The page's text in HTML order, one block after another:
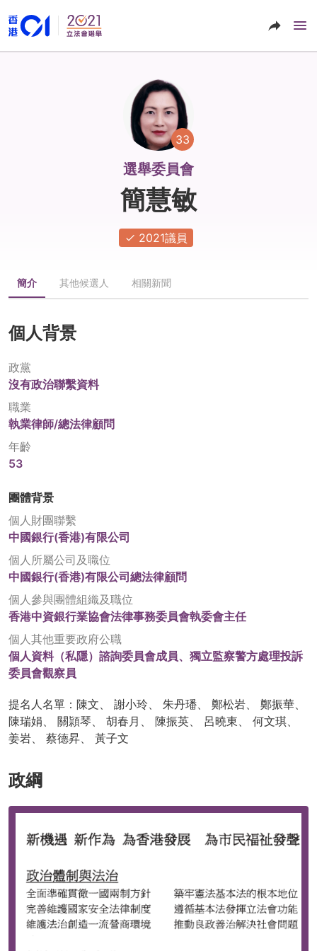
33
選舉委員會
簡慧敏
2021議員
簡介 其他候選人 相關新聞
個人背景
政黨
沒有政治聯繫資料
職業
執業律師/總法律顧問
年齡
53
團體背景
個人財團聯繫
中國銀行(香港)有限公司
個人所屬公司及職位
中國銀行(香港)有限公司總法律顧問
個人參與團體組織及職位
香港中資銀行業協會法律事務委員會執委會主任
個人其他重要政府公職
個人資料（私隱）諮詢委員會成員、獨立監察警方處理投訴
委員會觀察員
提名人名單：陳文、 謝小玲、 朱丹璠、 鄭松岩、 鄭振華、
陳瑞娟、 關頴琴、 胡春月、 陳振英、 呂曉東、 何文琪、
姜岩、 蔡德昇、 黃子文
政綱